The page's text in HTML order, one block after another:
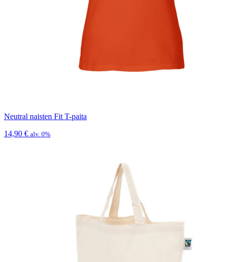
Neutral naisten Fit T-paita
14,90 € alv. 0%